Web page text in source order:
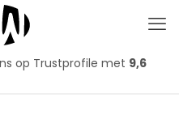
op Trustprofile met 9,6